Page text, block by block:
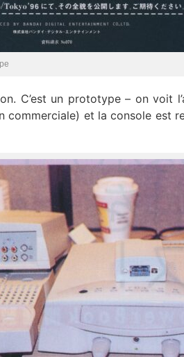
C’est un prototype – on voit
commerciale) et la console est